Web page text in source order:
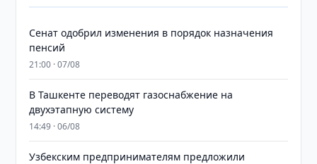
Сенат одобрил изменения в порядок назначения
пенсий
21:00 · 07/08
В Ташкенте переводят газоснабжение на
двухэтапную систему
14:49 · 06/08
Узбекским предпринимателям предложили